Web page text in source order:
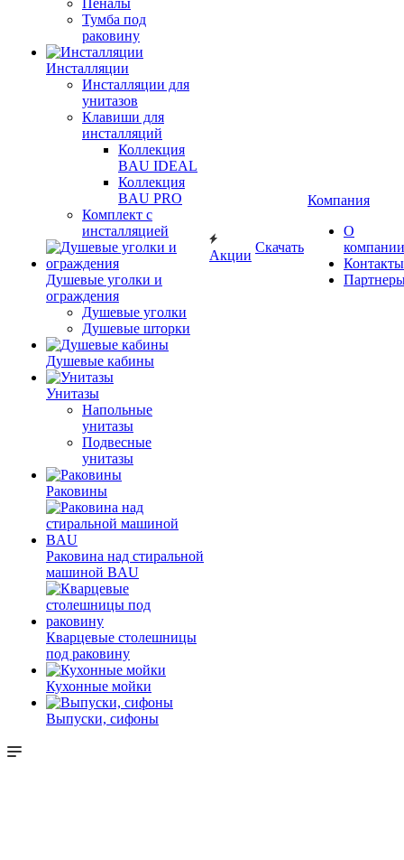
Пеналы
Тумба под
раковину
Инсталляции
Инсталляции для
унитазов
Клавиши для
инсталляций
Коллекция
BAU IDEAL
Коллекция
BAU PRO
Комплект с
инсталляцией
Душевые уголки и
ограждения
Душевые уголки
Душевые шторки
Душевые кабины
Унитазы
Напольные
унитазы
Подвесные
унитазы
Раковины
Раковина над стиральной
машиной BAU
Кварцевые столешницы
под раковину
Кухонные мойки
Выпуски, сифоны
Акции
Скачать
Компания
О
компании
Контакты